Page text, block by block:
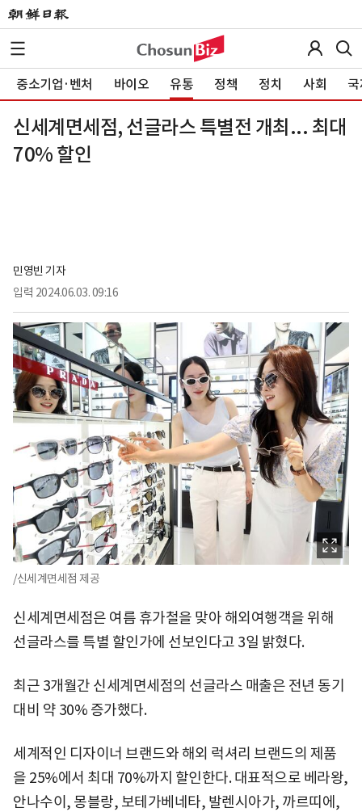
중소기업·벤처 바이오 유통 정책 정치 사회
신세계면세점, 선글라스 특별전 개최... 최대
70% 할인
민영빈 기자
입력 2024.06.03. 09:16
/신세계면세점 제공
신세계면세점은 여름 휴가철을 맞아 해외여행객을 위해
선글라스를 특별 할인가에 선보인다고 3일 밝혔다.
최근 3개월간 신세계면세점의 선글라스 매출은 전년 동기
대비 약 30% 증가했다.
세계적인 디자이너 브랜드와 해외 럭셔리 브랜드의 제품
을 25%에서 최대 70%까지 할인한다. 대표적으로 베라왕,
안나수이, 몽블랑, 보테가베네타, 발렌시아가, 까르띠에,